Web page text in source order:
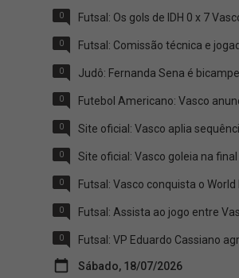
0 Futsal: Os gols de IDH 0 x 7
0 Futsal: Comissão técnica e
0 Judô: Fernanda Sena é
0 Futebol Americano: Vasco
0 Site oficial: Vasco aplia
0 Site oficial: Vasco goleia na
0 Futsal: Vasco conquista o
0 Futsal: Assista ao jogo entre
0 Futsal: VP Eduardo Cassiano
Sábado, 18/07/2026